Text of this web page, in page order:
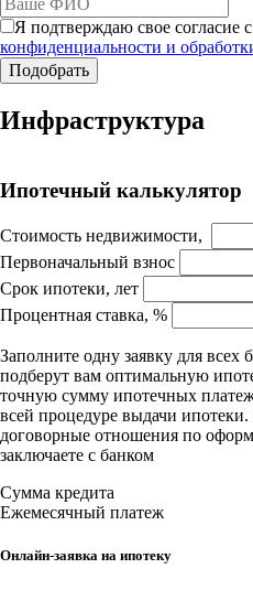
Я подтверждаю свое согласие с
конфиденциальности и
Инфраструктура
Для корректной работы Raster JS API
Ипотечный калькулятор
Стоимость недвижимости,
Первоначальный взнос
Срок ипотеки, лет
Процентная ставка, %
Заполните одну заявку для всех
подберут вам оптимальную
точную сумму ипотечных
всей процедуре выдачи
договорные отношения по
заключаете с банком
Сумма кредита
Ежемесячный платеж
Онлайн-заявка на ипотеку